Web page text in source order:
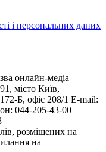
і персональних даних
онлайн-медіа –
місто Київ,
Б, офіс 208/1 E-mail:
044-205-43-00
розміщених на
на